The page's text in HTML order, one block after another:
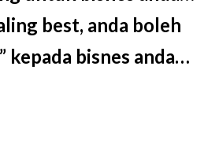
best, anda boleh
kepada bisnes anda…